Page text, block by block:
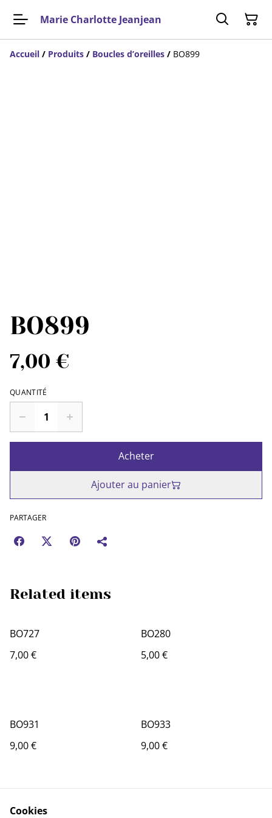
Marie Charlotte Jeanjean
Accueil / Produits / Boucles d’oreilles / BO899
BO899
7,00 €
QUANTITÉ
Acheter
Ajouter au panier
PARTAGER
Related items
BO727
7,00 €
BO280
5,00 €
BO931
9,00 €
BO933
9,00 €
Cookies